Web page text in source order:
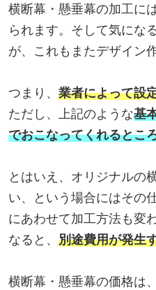
横断幕・懸垂幕の加工に
られます。そして気にな
が、これもまたデザイン
つまり、 業者によって設
ただし、上記のような基
でおこなってくれるとこ
とはいえ、オリジナルの
い、という場合にはその
にあわせて加工方法も変
なると、 別途費用が発生
横断幕・懸垂幕の価格は